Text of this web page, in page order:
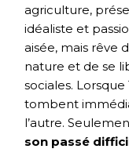
agriculture,
idéaliste et
aisée, mais rêve
nature et de se
sociales.
tombent
l’autre.
son passé